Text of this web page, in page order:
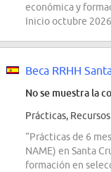
económica y
Inicio octubre
Beca RRHH
No se muestra la
Prácticas,
“Prácticas de 6
NAME) en Santa
formación en